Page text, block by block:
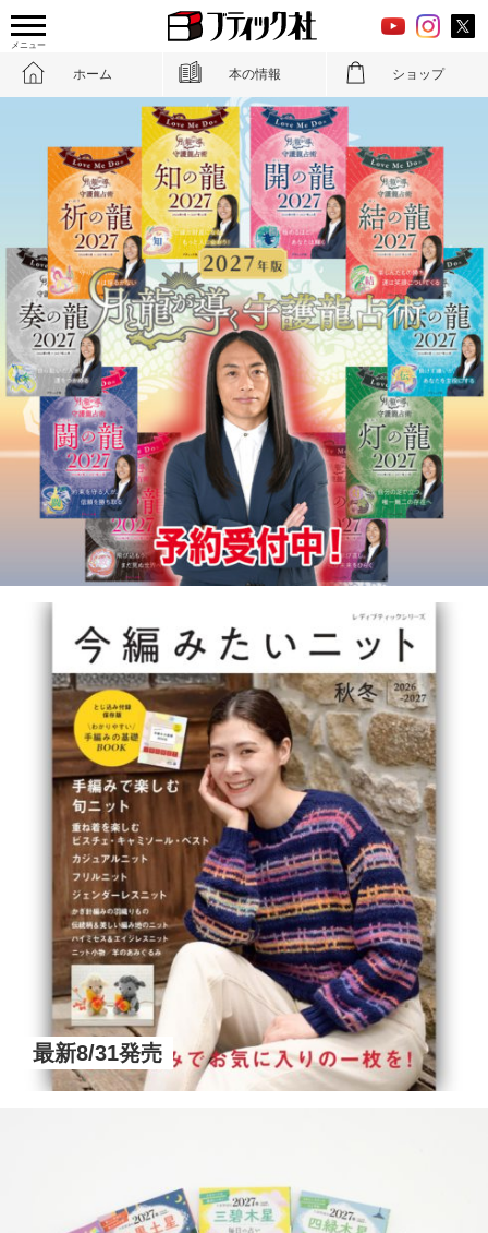
メニュー
ホーム 本の情報 ショップ
最新8/31発売